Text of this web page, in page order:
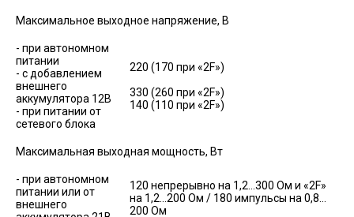
Максимальное выходное напряжение, В
- при автономном
питании
- с добавлением
внешнего
аккумулятора 12В
- при питании от
сетевого блока
220 (170 при «2F»)
330 (260 при «2F»)
140 (110 при «2F»)
Максимальная выходная мощность, Вт
- при автономном
питании или от
внешнего
120 непрерывно на 1,2…300 Ом и «2F»
на 1,2…200 Ом / 180 импульсы на 0,8…
200 Ом